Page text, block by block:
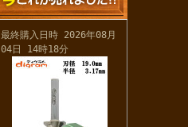
最終購入日時 2026年08月
04日 14時18分